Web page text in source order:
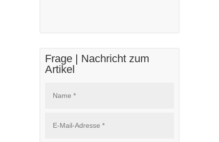
Frage | Nachricht zum
Artikel